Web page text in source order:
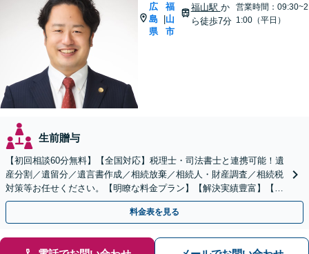
広
島
県
福
山
市
福山駅 か
ら徒歩7分
営業時間：09:30~2
1:00（平日）
生前贈与
【初回相談60分無料】【全国対応】税理士・司法書士と連携可能！遺
産分割／遺留分／遺言書作成／相続放棄／相続人・財産調査／相続税
対策等お任せください。【明瞭な料金プラン】【解決実績豊富】【電
話相談可】
料金表を見る